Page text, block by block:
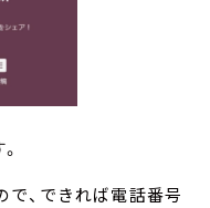
で、できれば電話番号